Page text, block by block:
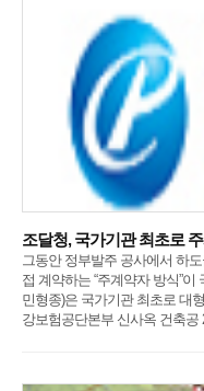
조달청, 국가기관 최초로
그동안 정부발주 공사에서 하
접 계약하는 “주계약자 방식”
민형종)은 국가기관 최초로 대
강보험공단본부 신사옥 건축공